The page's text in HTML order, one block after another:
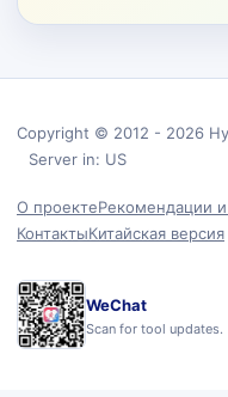
Copyright © 2012 - 2026
Server in: US
О проектеРекомендации
КонтактыКитайская версия
WeChat
Scan for tool updates.